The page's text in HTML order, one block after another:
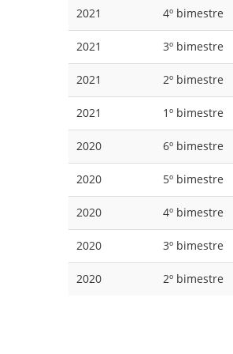
2021 4º bimestre
2021 3º bimestre
2021 2º bimestre
2021 1º bimestre
2020 6º bimestre
2020 5º bimestre
2020 4º bimestre
2020 3º bimestre
2020 2º bimestre